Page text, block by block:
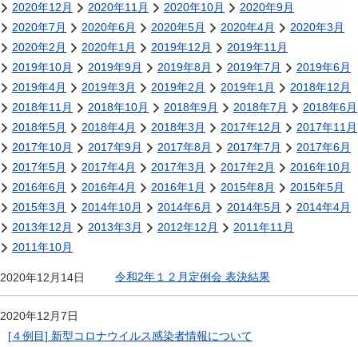
2020年12月
2020年11月 2020年10月
2020年9月
2020年7月
2020年6月 2020年5月 2020年4月
2020年3月
2020年2月
2020年1月 2019年12月
2019年11月
2019年10月
2019年9月 2019年8月 2019年7月
2019年6月
2019年4月
2019年3月 2019年2月 2019年1月
2018年12月
2018年11月
2018年10月 2018年9月 2018年7月
2018年6月
2018年5月
2018年4月 2018年3月 2017年12月
2017年11月
2017年10月
2017年9月 2017年8月 2017年7月
2017年6月
2017年5月
2017年4月 2017年3月 2017年2月
2016年10月
2016年6月
2016年4月 2016年1月 2015年8月
2015年5月
2015年3月
2014年10月 2014年6月 2014年5月
2014年4月
2013年12月
2013年3月 2012年12月
2011年11月
2011年10月
2020年12月14日 令和2年１２月定例会 表決結果
2020年12月7日
[４例目] 新型コロナウイルス感染者情報について